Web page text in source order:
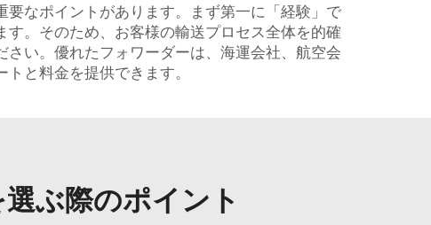
なポイントがあります。まず第一に「経験」で
。そのため、お客様の輸送プロセス全体を的確
い。優れたフォワーダーは、海運会社、航空会
と料金を提供できます。
ぶ際のポイント